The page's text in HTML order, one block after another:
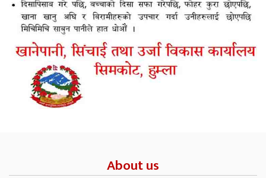
About us